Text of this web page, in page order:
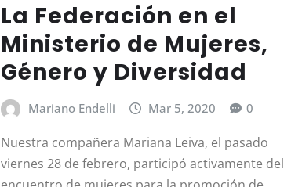
La Federación en el
Ministerio de Mujeres,
Género y Diversidad
Mariano Endelli Mar 5, 2020 0
Nuestra compañera Mariana Leiva, el pasado
viernes 28 de febrero, participó activamente del